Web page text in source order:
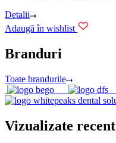
Detalii
Adaugă în wishlist
Branduri
Toate brandurile
Vizualizate recent